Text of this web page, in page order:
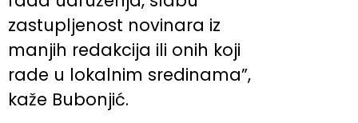
zastupljenost novinara iz
manjih redakcija ili onih koji
rade u lokalnim sredinama”,
kaže Bubonjić.